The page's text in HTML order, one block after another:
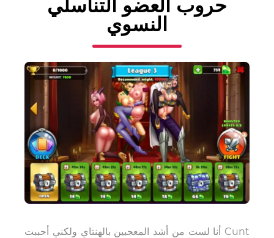
حروب العضو التناسلي
النسوي
أنا لست من أشد المعجبين بالهنتاي ولكني أحببت Cunt